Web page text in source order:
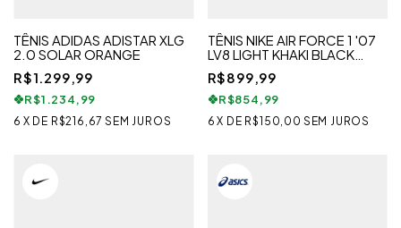
TÊNIS ADIDAS ADISTAR XLG
2.0 SOLAR ORANGE
R$1.299,99
R$1.234,99
6 X DE R$216,67 SEM JUROS
TÊNIS NIKE AIR FORCE 1 '07
LV8 LIGHT KHAKI BLACK
MASCULINO
R$899,99
R$854,99
6 X DE R$150,00 SEM JUROS